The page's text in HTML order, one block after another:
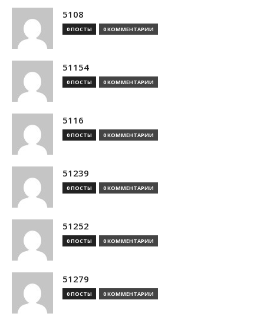
5108
0 ПОСТЫ 0 КОММЕНТАРИИ
51154
0 ПОСТЫ 0 КОММЕНТАРИИ
5116
0 ПОСТЫ 0 КОММЕНТАРИИ
51239
0 ПОСТЫ 0 КОММЕНТАРИИ
51252
0 ПОСТЫ 0 КОММЕНТАРИИ
51279
0 ПОСТЫ 0 КОММЕНТАРИИ